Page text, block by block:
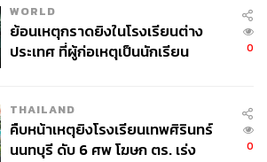
WORLD
ย้อนเหตุกราดยิงในโรงเรียนต่าง
ประเทศ ที่ผู้ก่อเหตุเป็นนักเรียน
0
THAILAND
คืบหน้าเหตุยิงโรงเรียนเทพศิรินทร์
นนทบุรี ดับ 6 ศพ โฆษก ตร. เร่ง
0